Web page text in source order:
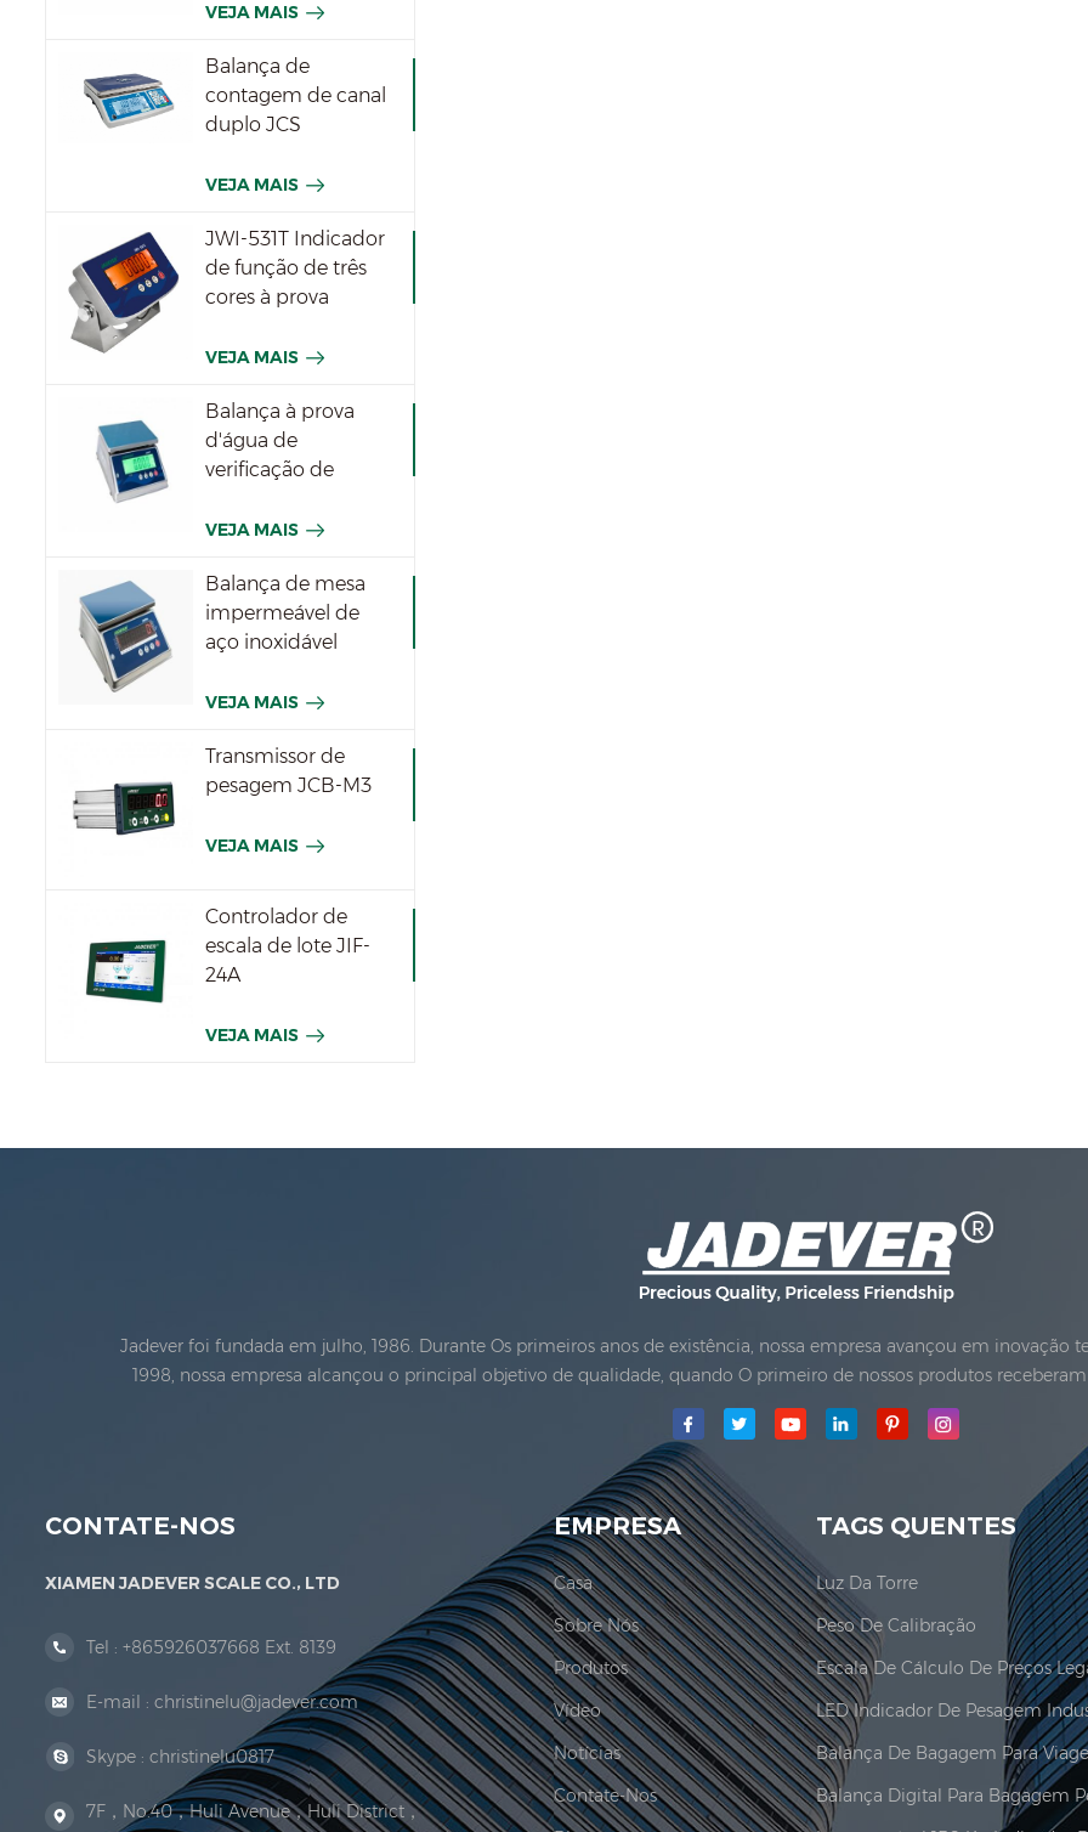
VEJA MAIS
Balança de
contagem de canal
duplo JCS
VEJA MAIS
JWI-531T Indicador
de função de três
cores à prova
VEJA MAIS
Balança à prova
d'água de
verificação de
para a indústria
VEJA MAIS
Balança de mesa
impermeável de
aço inoxidável
VEJA MAIS
Transmissor de
pesagem JCB-M3
VEJA MAIS
Controlador de
escala de lote JIF-
24A
VEJA MAIS
Jadever foi fundada em julho, 1986. Durante Os primeiros anos de existência, nossa empresa avançou em
1998, nossa empresa alcançou o principal objetivo de qualidade, quando O primeiro de nossos produtos
Metrologia. Em 1999, Xiamen Jadever Escala Co., Ltd.foi estabelecida; A principal área de produção para a nossa
adquiriu a ISO ...
CONTATE-NOS
XIAMEN JADEVER SCALE CO., LTD
Tel : +865926037668 Ext. 8139
E-mail : christinelu@jadever.com
Skype : christinelu0817
7F，No.40，Huli Avenue，Huli District，
EMPRESA
Casa
Sobre Nós
Produtos
Vídeo
Notícias
Contate-Nos
TAGS QUENTES
Luz Da Torre
Peso De Calibração
Balança De Bagagem Para